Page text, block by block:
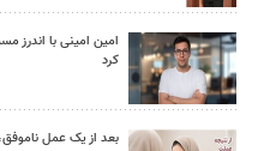
امین امینی با اندرز
کرد
بعد از یک عمل